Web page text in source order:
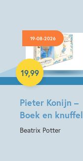
19-08-2026
Pieter Konijn –
Boek en knuffel
Beatrix Potter
19,99
Hardcover